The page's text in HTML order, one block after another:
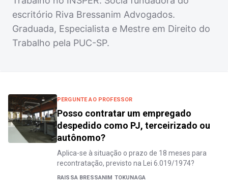
escritório Riva Bressanim Advogados.
Graduada, Especialista e Mestre em Direito do
Trabalho pela PUC-SP.
PERGUNTE AO PROFESSOR
Posso contratar um empregado
despedido como PJ, terceirizado ou
autônomo?
Aplica-se à situação o prazo de 18 meses para
recontratação, previsto na Lei 6.019/1974?
RAISSA BRESSANIM TOKUNAGA